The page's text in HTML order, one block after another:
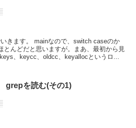
きます。 mainなので、switch caseのか
とんどだと思いますが。まあ、最初から見
、keycc、oldcc、keyallocというロ...
grepを読む(その1)